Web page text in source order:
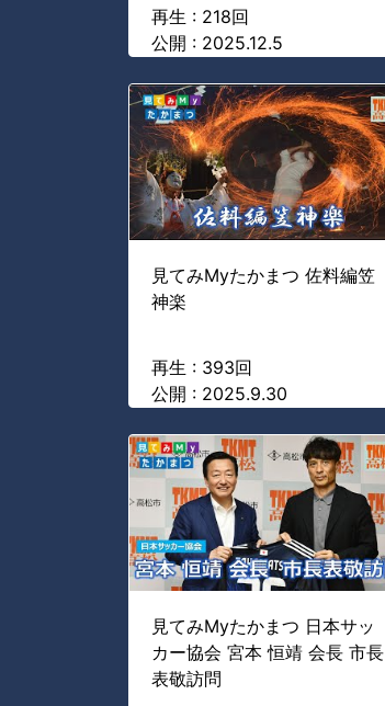
再生 : 218回
公開 : 2025.12.5
見てみMyたかまつ 佐料編笠
神楽
再生 : 393回
公開 : 2025.9.30
見てみMyたかまつ 日本サッ
カー協会 宮本 恒靖 会長 市長
表敬訪問